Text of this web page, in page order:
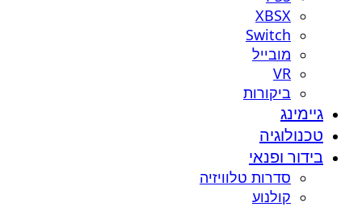
XBSX
Switch
מובייל
VR
ביקורות
גיימינג
טכנולוגיה
בידור ופנאי
סדרות טלוויזיה
קולנוע